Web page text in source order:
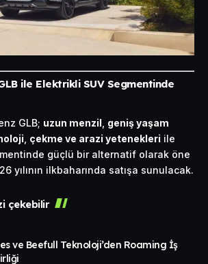
ile Elektrikli SUV Segmentinde
GLB; uzun menzil geniş yaşam
çekme ve arazi yetenekleri ile
güçlü bir alternatif olarak öne
yılının ilkbaharında satışa sunulacak.
çekebilir
ve Beefull Teknoloji’den Roaming İş